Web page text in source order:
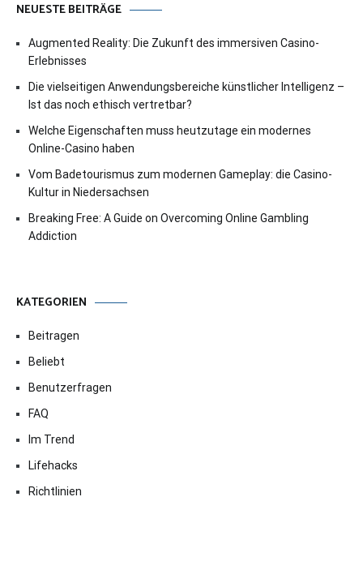
NEUESTE BEITRÄGE
Augmented Reality: Die Zukunft des immersiven Casino-
Erlebnisses
Die vielseitigen Anwendungsbereiche künstlicher Intelligenz –
Ist das noch ethisch vertretbar?
Welche Eigenschaften muss heutzutage ein modernes
Online-Casino haben
Vom Badetourismus zum modernen Gameplay: die Casino-
Kultur in Niedersachsen
Breaking Free: A Guide on Overcoming Online Gambling
Addiction
KATEGORIEN
Beitragen
Beliebt
Benutzerfragen
FAQ
Im Trend
Lifehacks
Richtlinien